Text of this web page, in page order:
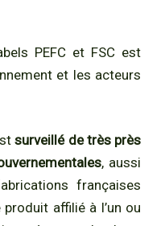
PEFC et FSC est
et les acteurs
surveillé de très près
, aussi
françaises
produit affilié à l’un ou